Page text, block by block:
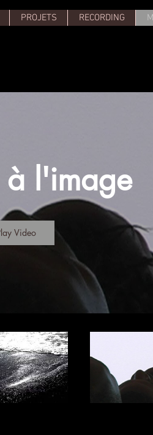
PROJETS RECORDING
l'image
Video